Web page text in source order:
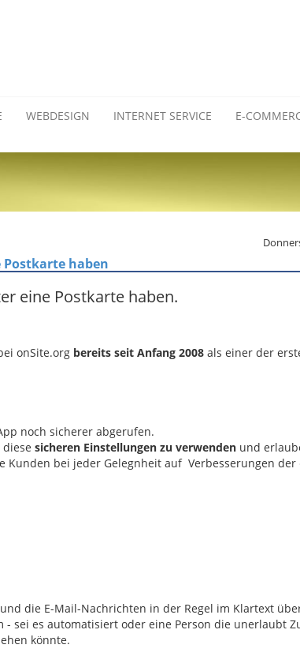
WEBDESIGN INTERNET SERVICE E-
haben
eine Postkarte haben.
onSite.org bereits seit Anfang 2008 als einer der
noch sicherer abgerufen.
sicheren Einstellungen zu verwenden und
Kunden bei jeder Gelegnheit auf Verbesserungen
die E-Mail-Nachrichten in der Regel im Klartext
sei es automatisiert oder eine Person die unerlaubt
könnte.